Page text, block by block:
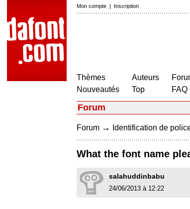
Mon compte | Inscription
Thèmes
Nouveautés
Auteurs
Top
FAQ
Forum
Forum → Identification de
What the font name
salahuddinbabu
24/06/2013 à 12:22